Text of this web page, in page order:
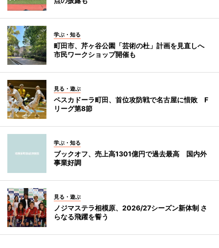
学ぶ・知る
町田市、芹ヶ谷公園「芸術の杜」計画を見直しへ
市民ワークショップ開催も
見る・遊ぶ
ペスカドーラ町田、首位攻防戦で名古屋に惜敗 F
リーグ第8節
学ぶ・知る
ブックオフ、売上高1301億円で過去最高 国内外
事業好調
見る・遊ぶ
ノジマステラ相模原、2026/27シーズン新体制 さ
らなる飛躍を誓う